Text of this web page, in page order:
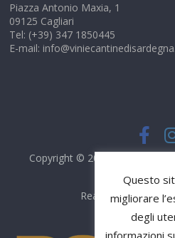
Piazza Antonio Maxia, 1
09125 Cagliari
Tel: (+39) 347 1850445
E-mail:
Copyright © 2026
Realizzato daDS
Questo
migliorare
degli